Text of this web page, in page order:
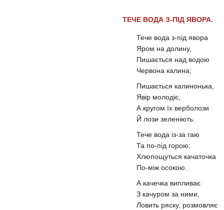
ТЕЧЕ ВОДА З-ПІД ЯВОРА.
Тече вода з-під явора
Яром на долину,
Пишається над водою
Червона калина;
Пишається калинонька,
Явір молодіє,
А кругом їх верболози
Й лози зеленіють.
Тече вода із-за гаю
Та по-під горою;
Хлюпощуться качаточка
По-між осокою.
А качечка випливає
З качуром за ними,
Ловить ряску, розмовляє